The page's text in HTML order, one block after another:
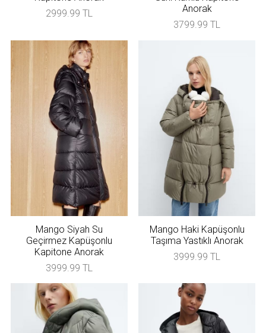
2999.99 TL
Anorak
3799.99 TL
Mango Siyah Su
Geçirmez Kapüşonlu
Kapitone Anorak
3999.99 TL
Mango Haki Kapüşonlu
Taşıma Yastıklı Anorak
3999.99 TL